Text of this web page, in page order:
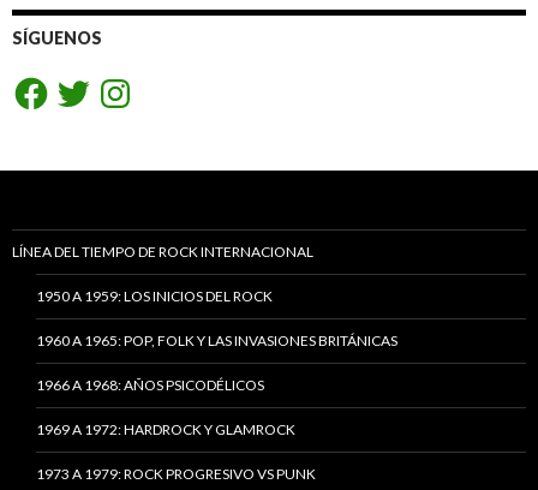
SÍGUENOS
FacebookTwitterInstagram
LÍNEA DEL TIEMPO DE ROCK INTERNACIONAL
1950 A 1959: LOS INICIOS DEL ROCK
1960 A 1965: POP, FOLK Y LAS INVASIONES BRITÁNICAS
1966 A 1968: AÑOS PSICODÉLICOS
1969 A 1972: HARDROCK Y GLAMROCK
1973 A 1979: ROCK PROGRESIVO VS PUNK